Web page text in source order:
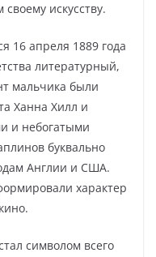
искусству.
16 апреля 1889 года
литературный,
мальчика были
Ханна Хилл и
и небогатыми
буквально
Англии и США.
характер
символом всего